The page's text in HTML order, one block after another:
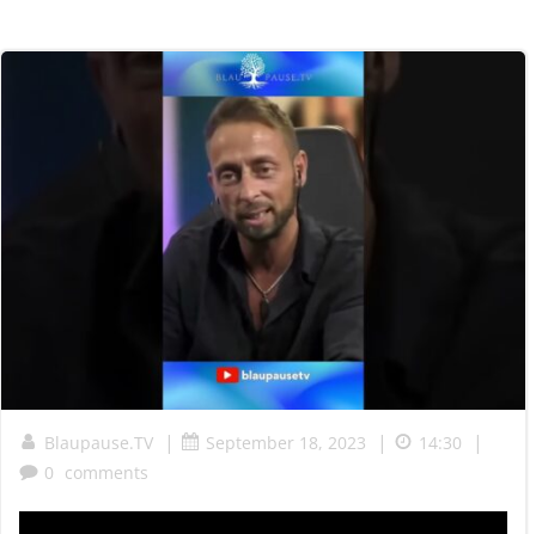
Blaupause.TV | September 18, 2023 | 14:30 |
0 comments